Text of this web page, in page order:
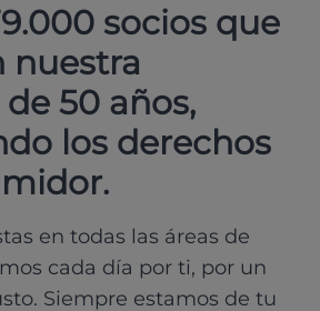
socios que
nuestra
50 años,
los derechos
en todas las áreas de
cada día por ti, por un
Siempre estamos de tu